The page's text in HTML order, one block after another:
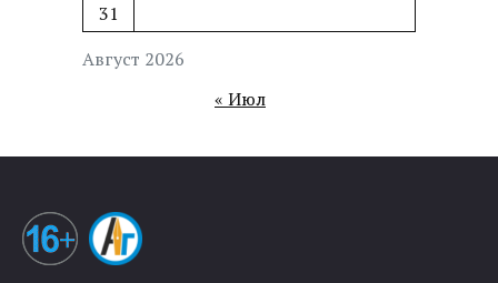
Август 2026
31
« Июл